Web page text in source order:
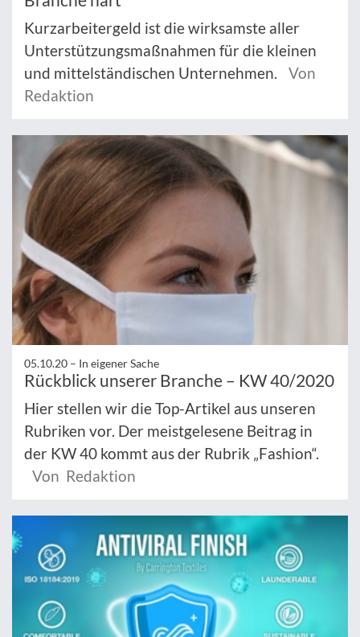
Kurzarbeitergeld ist die wirksamste aller
Unterstützungsmaßnahmen für die kleinen
und mittelständischen Unternehmen.
Von
Redaktion
05.10.20 – In eigener Sache
Rückblick unserer Branche – KW 40/2020
Hier stellen wir die Top-Artikel aus unseren
Rubriken vor. Der meistgelesene Beitrag in
der KW 40 kommt aus der Rubrik „Fashion“.
Von Redaktion